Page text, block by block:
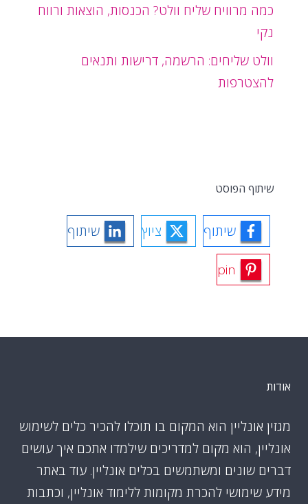
כמה מרוויח שליח וולט? הכנסות, הוצאות ורווח
נקי
וולט שליחים: הרשמה, דרישות ותנאים
להצטרפות
שיתוף הפוסט
שיתוף ציוץ שיתוף
pin
אודות
מגזין אונליין הוא המקום בו תוכלו להכיר כלים לשימוש
אונליין, הוא מקום למדריכים שילמדו אתכם איך עושים
דברים שונים ומשתמשים בכלים אונליין. עוד באתר
מידע שימושי להכרת מקומות ללימוד אונליין, וכתבות